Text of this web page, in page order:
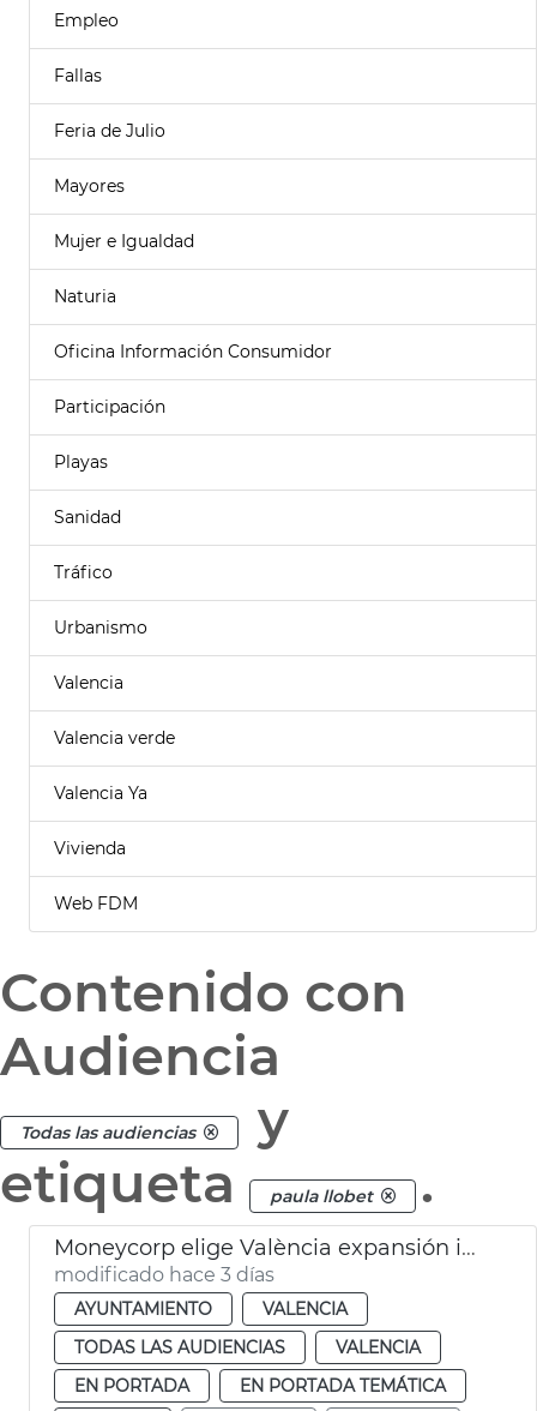
Empleo
Fallas
Feria de Julio
Mayores
Mujer e Igualdad
Naturia
Oficina Información Consumidor
Participación
Playas
Sanidad
Tráfico
Urbanismo
Valencia
Valencia verde
Valencia Ya
Vivienda
Web FDM
Contenido con
Audiencia
Todas las audiencias
y
etiqueta
paula llobet .
Moneycorp elige València expansión internacional
modificado hace 3 días
AYUNTAMIENTO
VALENCIA
TODAS LAS AUDIENCIAS
VALENCIA
EN PORTADA
EN PORTADA TEMÁTICA